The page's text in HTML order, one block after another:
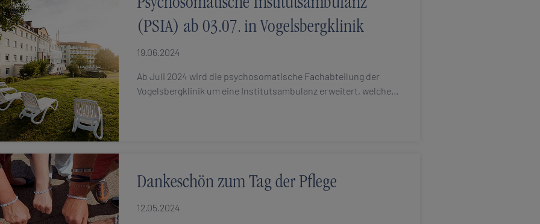
Psychosomatische Institutsambulanz
(PSIA) ab 03.07. in Vogelsbergklinik
19.06.2024
Ab Juli 2024 wird die psychosomatische Fachabteilung der
Vogelsbergklinik um eine Institutsambulanz erweitert, welche…
Dankeschön zum Tag der Pflege
12.05.2024